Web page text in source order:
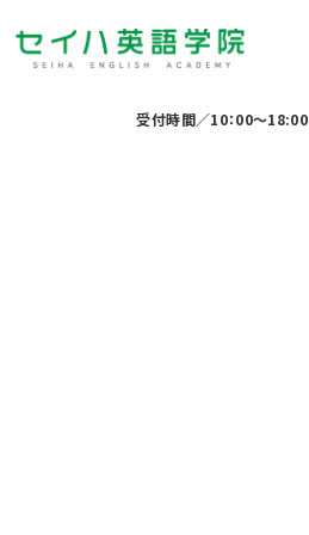
受付時間／10：00～18:00